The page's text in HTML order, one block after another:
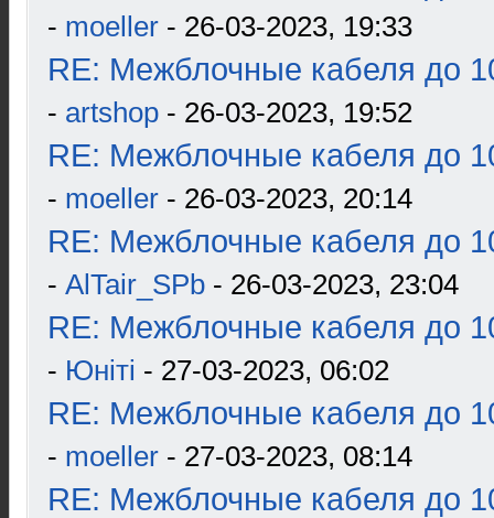
- moeller - 26-03-2023, 19:33
RE: Межблочные кабеля до
- artshop - 26-03-2023, 19:52
RE: Межблочные кабеля до
- moeller - 26-03-2023, 20:14
RE: Межблочные кабеля до
- AlTair_SPb - 26-03-2023, 23:04
RE: Межблочные кабеля до
- Юнiтi - 27-03-2023, 06:02
RE: Межблочные кабеля до
- moeller - 27-03-2023, 08:14
RE: Межблочные кабеля до